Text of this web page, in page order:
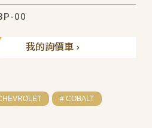
00
我的詢價車
# COBALT